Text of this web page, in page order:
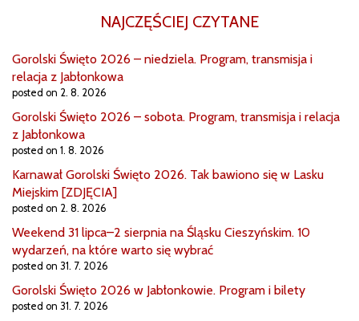
NAJCZĘŚCIEJ CZYTANE
Gorolski Święto 2026 – niedziela. Program, transmisja i
relacja z Jabłonkowa
posted on 2. 8. 2026
Gorolski Święto 2026 – sobota. Program, transmisja i relacja
z Jabłonkowa
posted on 1. 8. 2026
Karnawał Gorolski Święto 2026. Tak bawiono się w Lasku
Miejskim [ZDJĘCIA]
posted on 2. 8. 2026
Weekend 31 lipca–2 sierpnia na Śląsku Cieszyńskim. 10
wydarzeń, na które warto się wybrać
posted on 31. 7. 2026
Gorolski Święto 2026 w Jabłonkowie. Program i bilety
posted on 31. 7. 2026